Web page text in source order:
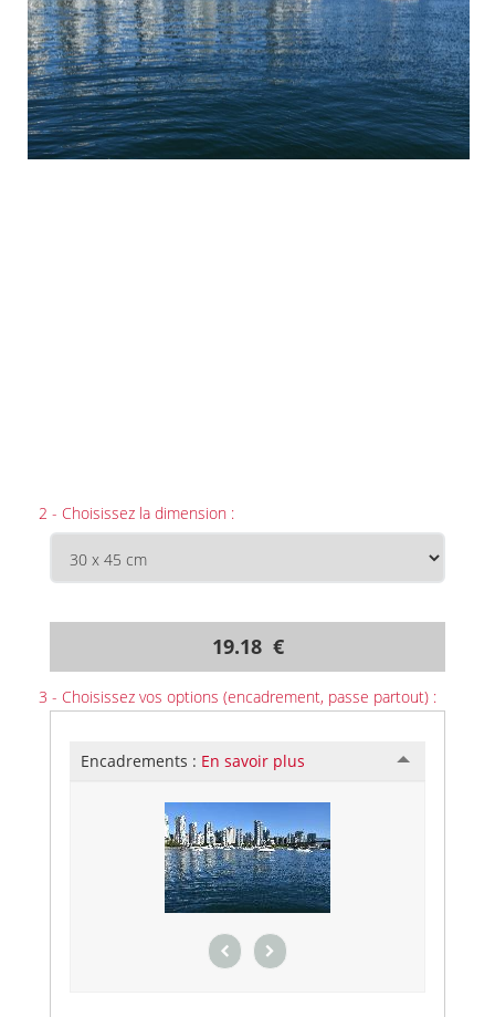
2 - Choisissez la dimension :
19.18 €
3 - Choisissez vos options (encadrement, passe partout) :
Encadrements : En savoir plus